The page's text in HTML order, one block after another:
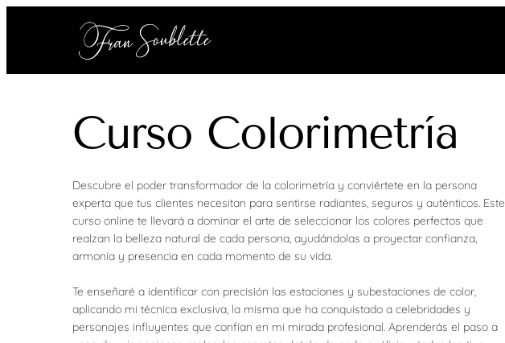
Curso Colorimetría
Descubre el poder transformador de la colorimetría y conviértete en la persona
experta que tus clientes necesitan para sentirse radiantes, seguros y auténticos. Este
curso online te llevará a dominar el arte de seleccionar los colores perfectos que
realzan la belleza natural de cada persona, ayudándolas a proyectar confianza,
armonía y presencia en cada momento de su vida.
Te enseñaré a identificar con precisión las estaciones y subestaciones de color,
aplicando mi técnica exclusiva, la misma que ha conquistado a celebridades y
personajes influyentes que confían en mi mirada profesional. Aprenderás el paso a